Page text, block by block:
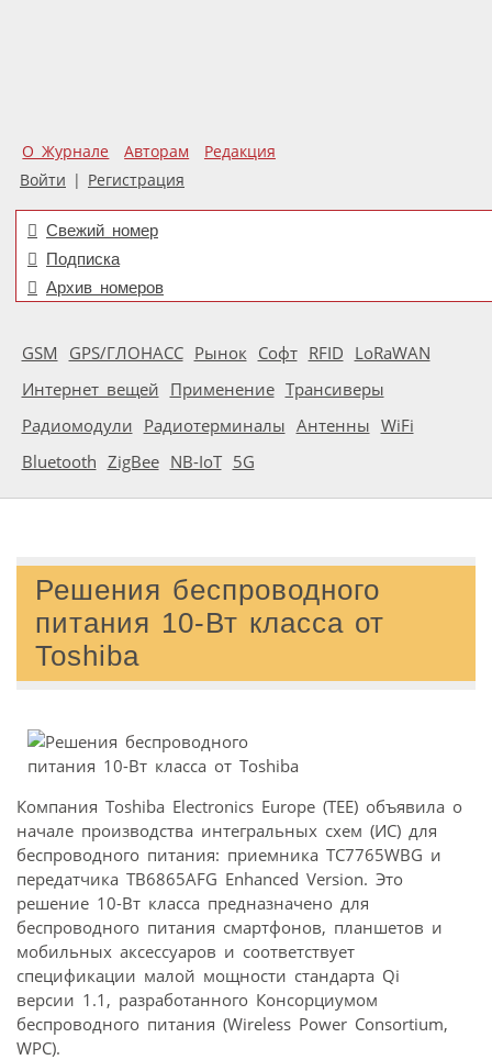
О Журнале Авторам
Редакция
Войти | Регистрация
Свежий номер
Подписка
Архив номеров
GSM GPS/ГЛОНАСС Рынок Софт RFID LoRaWAN
Интернет вещей Применение Трансиверы
Радиомодули Радиотерминалы Антенны WiFi
Bluetooth ZigBee NB-IoT 5G
Решения беспроводного
питания 10-Вт класса от
Toshiba
Компания Toshiba Electronics Europe (TEE) объявила о
начале производства интегральных схем (ИС) для
беспроводного питания: приемника TC7765WBG и
передатчика TB6865AFG Enhanced Version. Это
решение 10-Вт класса предназначено для
беспроводного питания смартфонов, планшетов и
мобильных аксессуаров и соответствует
спецификации малой мощности стандарта Qi
версии 1.1, разработанного Консорциумом
беспроводного питания (Wireless Power Consortium,
WPC).